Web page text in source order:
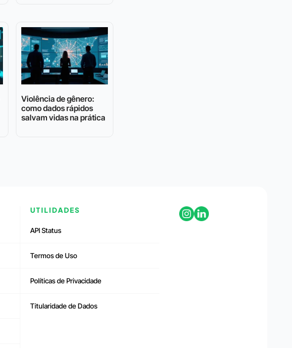
Violência de gênero:
como dados rápidos
salvam vidas na prática
UTILIDADES
API Status
Termos de Uso
Políticas de Privacidade
Titularidade de Dados